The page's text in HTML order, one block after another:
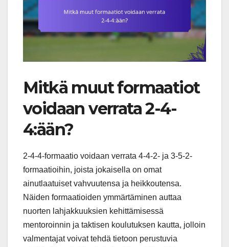
Mitkä muut formaatiot
voidaan verrata 2-4-
4:ään?
2-4-4-formaatio voidaan verrata 4-4-2- ja 3-5-2-
formaatioihin, joista jokaisella on omat
ainutlaatuiset vahvuutensa ja heikkoutensa.
Näiden formaatioiden ymmärtäminen auttaa
nuorten lahjakkuuksien kehittämisessä
mentoroinnin ja taktisen koulutuksen kautta, jolloin
valmentajat voivat tehdä tietoon perustuvia